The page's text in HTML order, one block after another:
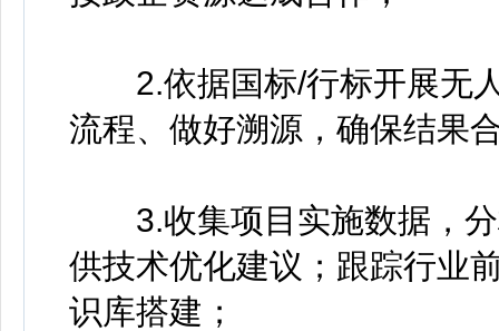
2.依据国标/行标开展无人
流程、做好溯源，确保结果
3.收集项目实施数据，分
供技术优化建议；跟踪行业
识库搭建；